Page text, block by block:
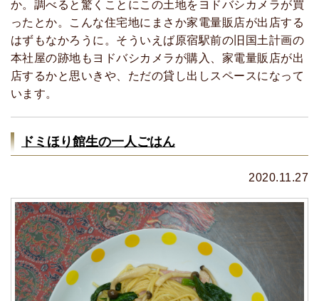
か。調べると驚くことにこの土地をヨドバシカメラが買
ったとか。こんな住宅地にまさか家電量販店が出店する
はずもなかろうに。そういえば原宿駅前の旧国土計画の
本社屋の跡地もヨドバシカメラが購入、家電量販店が出
店するかと思いきや、ただの貸し出しスペースになって
います。
ドミほり館生の一人ごはん
2020.11.27